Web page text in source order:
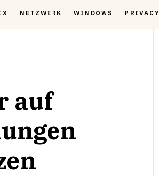
NETZWERK WINDOWS PRIVACY
auf